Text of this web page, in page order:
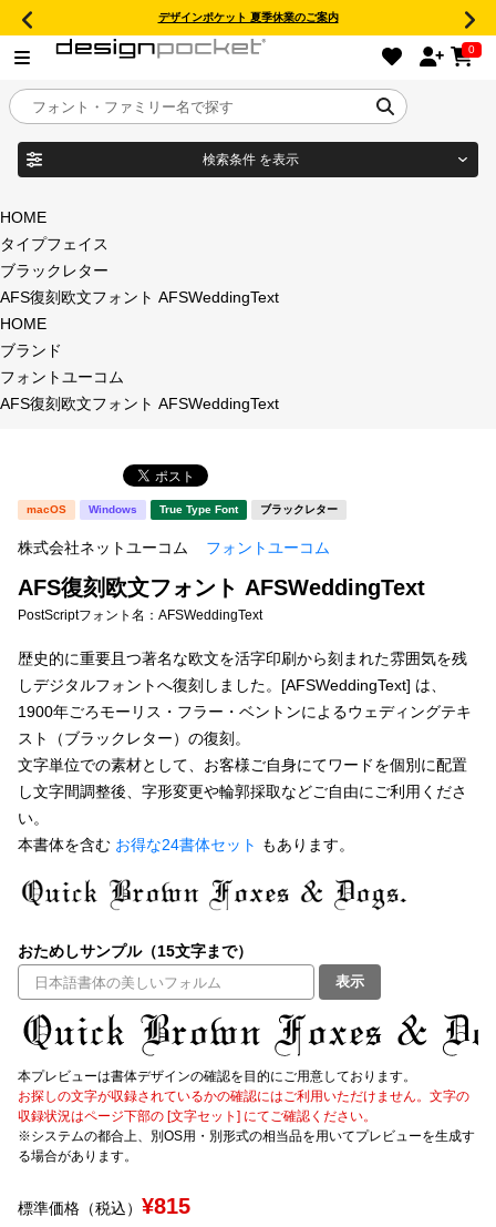
デザインポケット 夏季休業のご案内
0
目的別フォントガイド
特集
年間ライセンス商品
新着一覧
カート
マイページ
お気に入り
ご利用ガイド
検索条件 を表示
商品名
フォント形式
タイプフェイス
明朝体
角ゴシック
宋朝体
教科書体 行書体
草書体 勘亭流
江戸文字
すべてを表示
太さ・ウェイト
セット or 単体
文字種類
価格帯
HOME
タイプフェイス
ブラックレター
AFS復刻欧文フォント AFSWeddingText
HOME
ブランド
フォントユーコム
AFS復刻欧文フォント AFSWeddingText
macOS Windows True Type Font ブラックレター
株式会社ネットユーコム フォントユーコム
AFS復刻欧文フォント AFSWeddingText
PostScriptフォント名： AFSWeddingText
歴史的に重要且つ著名な欧文を活字印刷から刻まれた雰囲気を残
しデジタルフォントへ復刻しました。[AFSWeddingText] は、
1900年ごろモーリス・フラー・ベントンによるウェディングテキ
スト（ブラックレター）の復刻。
文字単位での素材として、お客様ご自身にてワードを個別に配置
し文字間調整後、字形変更や輪郭採取などご自由にご利用くださ
い。
本書体を含む お得な24書体セット もあります。
おためしサンプル（15文字まで）
表示
本プレビューは書体デザインの確認を目的にご用意しております。
お探しの文字が収録されているかの確認にはご利用いただけません。文字の
収録状況はページ下部の [文字セット] にてご確認ください。
※システムの都合上、別OS用・別形式の相当品を用いてプレビューを生成す
る場合があります。
標準価格（税込） ¥815